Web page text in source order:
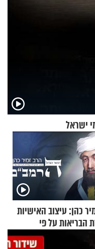
ישראל
כהן: עיצוב האישיות
הבריאות על פי
פרק 13